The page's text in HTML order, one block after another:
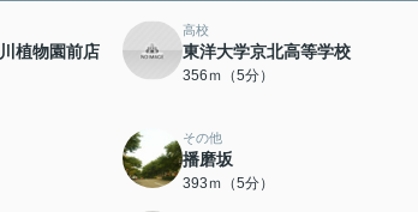
植物園前店
高校
東洋大学京北高等学校
356ｍ（5分）
その他
播磨坂
393ｍ（5分）